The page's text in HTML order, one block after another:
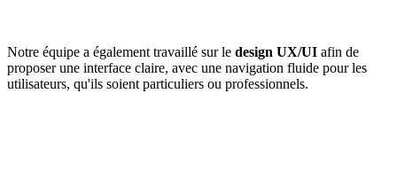
Notre équipe a également travaillé sur le design UX/UI afin de
proposer une interface claire, avec une navigation fluide pour les
utilisateurs, qu'ils soient particuliers ou professionnels.